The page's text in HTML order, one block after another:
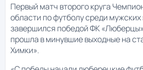
Первый матч второго круга
области по футболу среди
завершился победой ФК
прошла в минувшие выходные на
Химки».